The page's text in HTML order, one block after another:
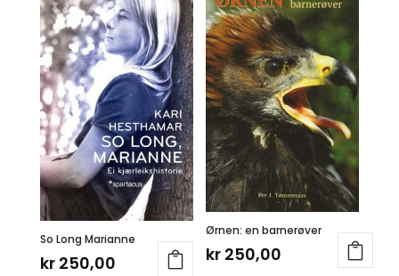
So Long Marianne
kr250,00
Ørnen: en barnerøver
kr 250,00